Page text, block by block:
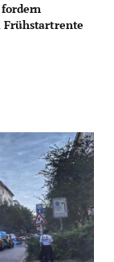
Frühstartrente